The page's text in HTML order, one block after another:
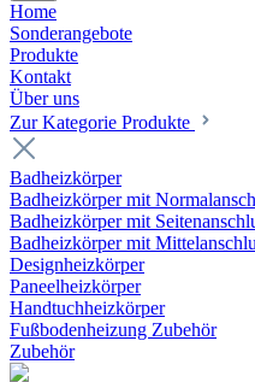
Home
Sonderangebote
Produkte
Kontakt
Über uns
Zur Kategorie Produkte
Badheizkörper
Badheizkörper mit
Badheizkörper mit
Badheizkörper mit
Designheizkörper
Paneelheizkörper
Handtuchheizkörper
Fußbodenheizung Zubehör
Zubehör